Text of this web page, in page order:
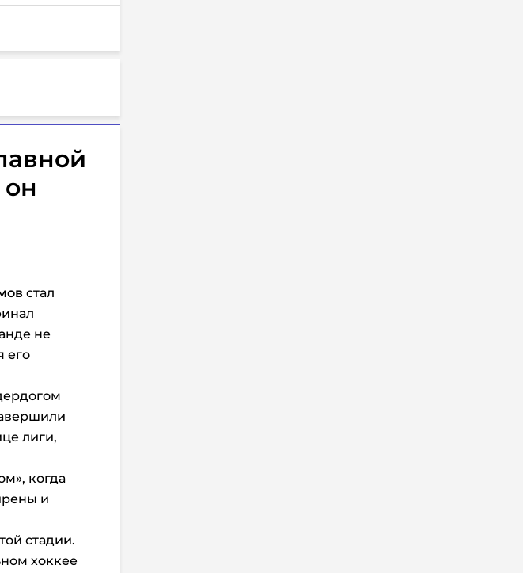
стал
не
его
лиги,
когда
и
стадии.
хоккее